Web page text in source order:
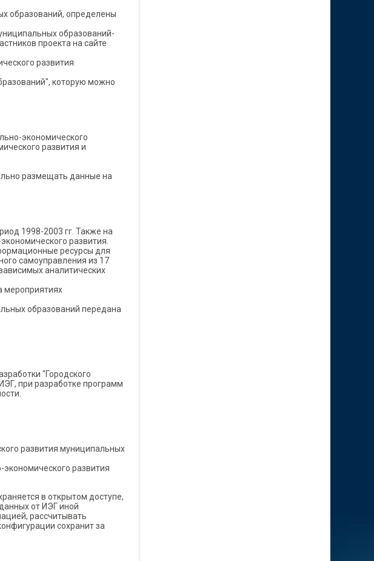
образований, определены
образований-
проекта на сайте
развития
которую можно
экономического
развития и
размещать данные на
1998-2003 гг. Также на
развития.
ресурсы для
самоуправления из 17
аналитических
мероприятиях
образований передана
"Городского
при разработке программ
развития муниципальных
развития
в открытом доступе,
от ИЭГ иной
рассчитывать
сохранит за